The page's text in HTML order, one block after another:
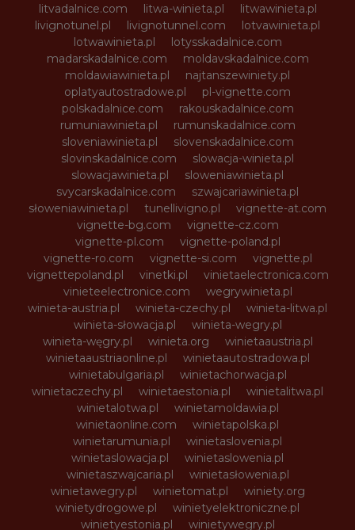
litvadalnice.com
litwa-winieta.pl
litwawinieta.pl
livignotunel.pl
livignotunnel.com
lotvawinieta.pl
lotwawinieta.pl
lotysskadalnice.com
madarskadalnice.com
moldavskadalnice.com
moldawiawinieta.pl
najtanszewiniety.pl
oplatyautostradowe.pl
pl-vignette.com
polskadalnice.com
rakouskadalnice.com
rumuniawinieta.pl
rumunskadalnice.com
sloveniawinieta.pl
slovenskadalnice.com
slovinskadalnice.com
slowacja-winieta.pl
slowacjawinieta.pl
sloweniawinieta.pl
svycarskadalnice.com
szwajcariawinieta.pl
słoweniawinieta.pl
tunellivigno.pl
vignette-at.com
vignette-bg.com
vignette-cz.com
vignette-pl.com
vignette-poland.pl
vignette-ro.com
vignette-si.com
vignette.pl
vignettepoland.pl
vinetki.pl
vinietaelectronica.com
vinieteelectronice.com
wegrywinieta.pl
winieta-austria.pl
winieta-czechy.pl
winieta-litwa.pl
winieta-słowacja.pl
winieta-wegry.pl
winieta-węgry.pl
winieta.org
winietaaustria.pl
winietaaustriaonline.pl
winietaautostradowa.pl
winietabulgaria.pl
winietachorwacja.pl
winietaczechy.pl
winietaestonia.pl
winietalitwa.pl
winietalotwa.pl
winietamoldawia.pl
winietaonline.com
winietapolska.pl
winietarumunia.pl
winietaslovenia.pl
winietaslowacja.pl
winietaslowenia.pl
winietaszwajcaria.pl
winietasłowenia.pl
winietawegry.pl
winietomat.pl
winiety.org
winietydrogowe.pl
winietyelektroniczne.pl
winietyestonia.pl
winietywegry.pl